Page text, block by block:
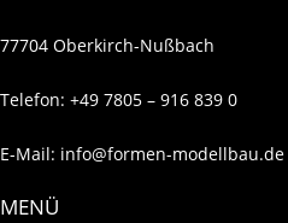
77704 Oberkirch-Nußbach
Telefon: +49 7805 – 916 839 0
E-Mail: info@formen-modellbau.de
MENÜ